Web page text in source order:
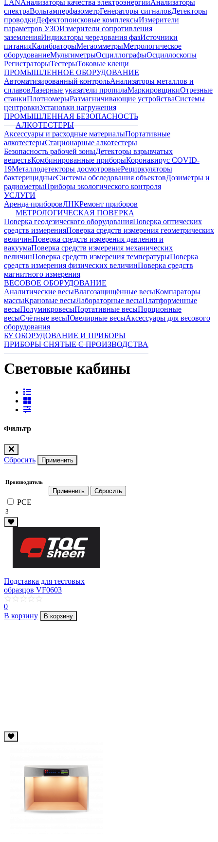
LAN Анализаторы качества электроэнергииАнализаторы
спектраВольтамперфазометрГенераторы сигналовДетекторы
проводкиДефектопоисковые комплексыИзмерители
параметров УЗОИзмерители сопротивления
заземленияИндикаторы чередования фазИсточники
питанияКалибраторыМегаомметрыМетрологическое
оборудованиеМультиметрыОсциллографыОсциллоскопы
РегистраторыТестерыТоковые клещи
ПРОМЫШЛЕННОЕ ОБОРУДОВАНИЕ
Автоматизированный контрольАнализаторы металлов и
сплавовЛазерные указатели пропилаМаркировщикиОтрезные
станкиПлотномерыРазмагничивающие устройстваСистемы
центровкиУстановки нагружения
ПРОМЫШЛЕННАЯ БЕЗОПАСНОСТЬ
АЛКОТЕСТЕРЫ
Аксессуары и расходные материалыПортативные
алкотестерыСтационарные алкотестеры
Безопасность рабочей зоныДетекторы взрывчатых
веществКомбинированные приборыКоронавирус COVID-
19Металлодетекторы досмотровыеРециркуляторы
бактерицидныеСистемы обследования объектовДозиметры и
радиометрыПриборы экологического контроля
УСЛУГИ
Аренда приборовЛНКРемонт приборов
МЕТРОЛОГИЧЕСКАЯ ПОВЕРКА
Поверка геодезического оборудованияПоверка оптических
средств измеренияПоверка средств измерения геометрических
величинПоверка средств измерения давления и
вакуумаПоверка средств измерения механических
величинПоверка средств измерения температурыПоверка
средств измерения физических величинПоверка средств
магнитного измерения
ВЕСОВОЕ ОБОРУДОВАНИЕ
Аналитические весыВлагозащищённые весыКомпараторы
массыКрановые весыЛабораторные весыПлатформенные
весыПолумикровесыПортативные весыПорционные
весыСчётные весыЮвелирные весыАксессуары для весового
оборудования
БУ ОБОРУДОВАНИЕ И ПРИБОРЫ
ПРИБОРЫ СНЯТЫЕ С ПРОИЗВОДСТВА
Световые кабины
Фильтр
Сбросить Применить
Производитель
PCE
3
Подставка для тестовых
образцов VF0603
0
В корзину
В корзину